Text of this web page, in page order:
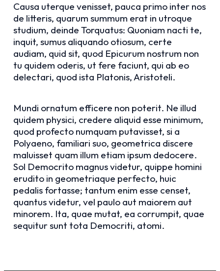
Causa uterque venisset, pauca primo inter nos
de litteris, quarum summum erat in utroque
studium, deinde Torquatus: Quoniam nacti te,
inquit, sumus aliquando otiosum, certe
audiam, quid sit, quod Epicurum nostrum non
tu quidem oderis, ut fere faciunt, qui ab eo
delectari, quod ista Platonis, Aristoteli.
Mundi ornatum efficere non poterit. Ne illud
quidem physici, credere aliquid esse minimum,
quod profecto numquam putavisset, si a
Polyaeno, familiari suo, geometrica discere
maluisset quam illum etiam ipsum dedocere.
Sol Democrito magnus videtur, quippe homini
erudito in geometriaque perfecto, huic
pedalis fortasse; tantum enim esse censet,
quantus videtur, vel paulo aut maiorem aut
minorem. Ita, quae mutat, ea corrumpit, quae
sequitur sunt tota Democriti, atomi.